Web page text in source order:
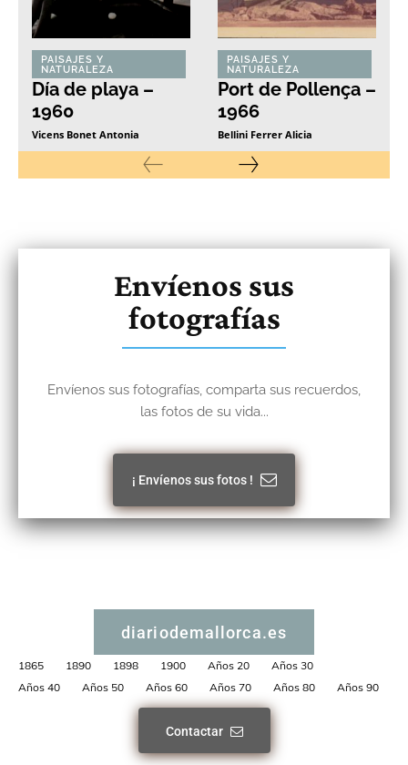
PAISAJES Y
NATURALEZA
Día de playa –
1960
Vicens Bonet Antonia
PAISAJES Y
NATURALEZA
Port de Pollença –
1966
Bellini Ferrer Alicia
Envíenos sus
fotografías
Envíenos sus fotografías, comparta sus recuerdos,
las fotos de su vida...
¡ Envíenos sus fotos !
diariodemallorca.es
1865 1890 1898 1900 Años 20
Años 30
Años 40
Años 50 Años 60 Años 70 Años 80 Años 90
Contactar